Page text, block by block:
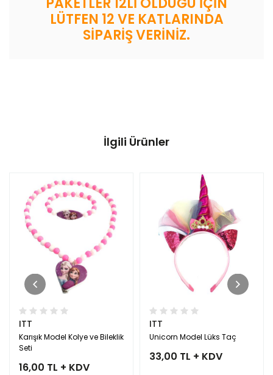
LÜTFEN 12 VE KATLARINDA
SİPARİŞ VERİNİZ.
İlgili Ürünler
ITT
Karışık Model Kolye ve Bileklik
Seti
16,00 TL + KDV
ITT
Unicorn Model Lüks Taç
33,00 TL + KDV